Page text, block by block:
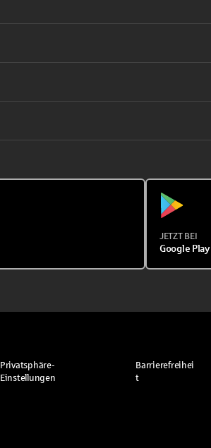
JETZT BEI
Google Play
Privatsphäre-
Einstellungen
Barrierefreihei
t